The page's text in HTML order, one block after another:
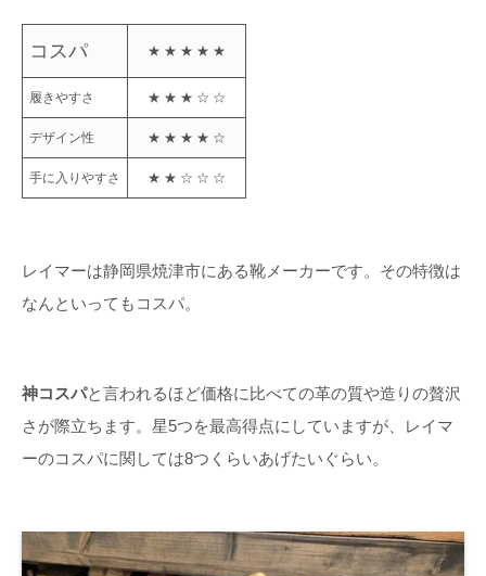
コスパ ★ ★ ★ ★ ★
履きやすさ ★ ★ ★ ☆ ☆
デザイン性 ★ ★ ★ ★ ☆
手に入りやすさ ★ ★ ☆ ☆ ☆
レイマーは静岡県焼津市にある靴メーカーです。その特徴は
なんといってもコスパ。
神コスパと言われるほど価格に比べての革の質や造りの贅沢
さが際立ちます。星5つを最高得点にしていますが、レイマ
ーのコスパに関しては8つくらいあげたいぐらい。